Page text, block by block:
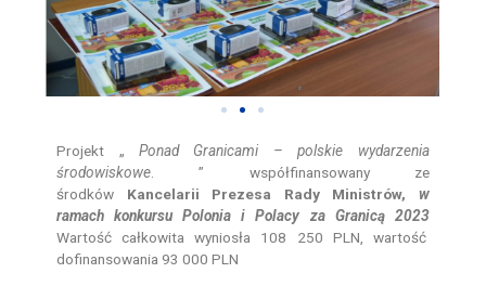
Projekt „Ponad Granicami – polskie wydarzenia
środowiskowe. ” współfinansowany ze
środków Kancelarii Prezesa Rady Ministrów, w
ramach konkursu Polonia i Polacy za Granicą 2023
Wartość całkowita wyniosła 108 250 PLN, wartość
dofinansowania 93 000 PLN